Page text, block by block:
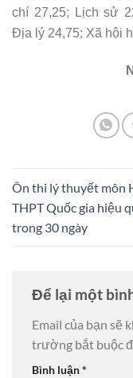
chí 27,25; Lịch sử
Địa lý 24,75; Xã hội
Ôn thi lý thuyết môn
THPT Quốc gia hiệu
trong 30 ngày
Để lại một
Email của bạn sẽ
trường bắt buộc
Bình luận*